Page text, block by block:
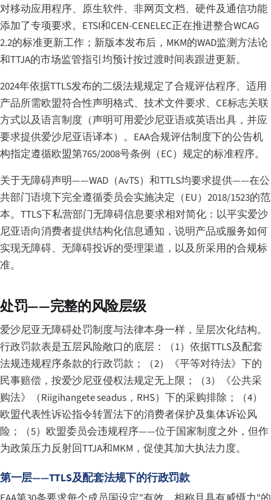
对移动应用程序、原生软件、非网页文档、硬件及通信功能
添加了专项要求。ETSI和CEN-CENELEC正在推进整合WCAG
2.2的标准更新工作；新版本发布后，MKM的WAD监测方法论
和TTJA的市场监管指引均预计按过渡时间表跟进更新。
2024年依据TTLS发布的二级法规规定了合规评估程序、适用
产品所需欧盟符合性声明格式、技术文件要求、CE标志关联
方式以及语言制度（声明可用爱沙尼亚语或英语出具，并应
要求提供爱沙尼亚语译本）。EAA合规评估制度下的公告机
构指定遵循欧盟第765/2008号条例（EC）规定的标准程序。
关于无障碍声明——WAD（AvTS）和TTLS均要求提供——在公
共部门语境下完全遵循委员会实施决定（EU）2018/1523的范
本。TTLS下私营部门无障碍信息要求相对简化：以平实爱沙
尼亚语向消费者提供结构化信息通知，说明产品或服务如何
实现无障碍、无障碍投诉的受理渠道，以及所采用的合规标
准。
处罚——完整的风险层级
爱沙尼亚无障碍处罚制度与法律本身一样，呈层次化结构。
行政罚款表是五层风险敞口的底层：（1）依据TTLS及配套
法规违规程序条款的行政罚款；（2）《平等对待法》下的
民事赔偿，按爱沙尼亚侵权法规定无上限；（3）《公共采
购法》（Riigihangete seadus ，RHS）下的采购排除；（4）
欧盟代表性诉讼指令转置法下的消费者保护及集体诉讼风
险；（5）欧盟委员会违规程序——位于国家制度之外，但作
为政策压力反射回TTJA和MKM，促使其加大执法力度。
第一层——TTLS及配套法规下的行政罚款